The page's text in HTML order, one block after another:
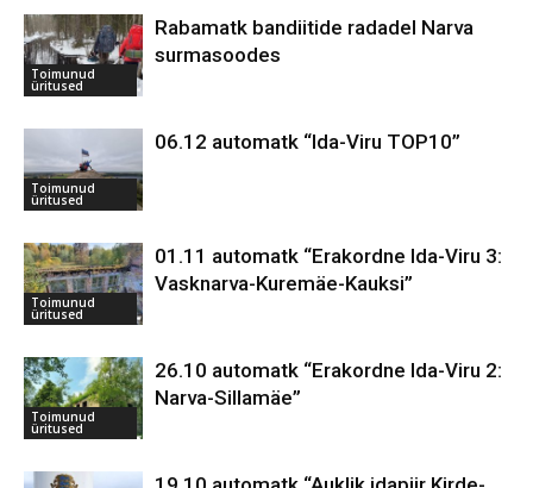
Toimunud
üritused
Rabamatk bandiitide radadel Narva
surmasoodes
Toimunud
üritused
06.12 automatk “Ida-Viru TOP10”
Toimunud
üritused
01.11 automatk “Erakordne Ida-Viru 3:
Vasknarva-Kuremäe-Kauksi”
Toimunud
üritused
26.10 automatk “Erakordne Ida-Viru 2:
Narva-Sillamäe”